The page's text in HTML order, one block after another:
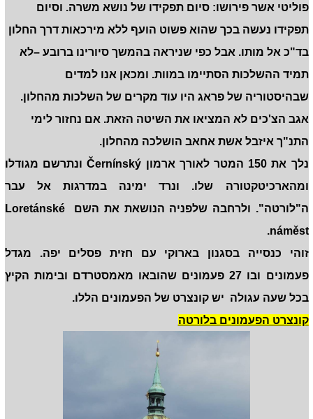
פוליטי אשר פירושו: סיום תפקידו של נושא משרה. וסיום
תפקידו נעשה בכך שהוא פשוט הועף ללא מירכאות דרך החלון
בד"כ אל מותו. אבל כפי שניראה בהמשך סיורינו ברובע –לא
תמיד ההשלכות הסתיימו במוות. ומכאן אנו למדים
שבהיסטוריה של פראג היו עוד מקרים של השלכות מהחלון.
אגב הצ'כים לא המציאו את השיטה הזאת. אם נחזור לימי
התנ"ך איזבל אשת אחאב הושלכה מהחלון.
נלך את 150 המטר לאורך ארמון Černínský ונתרשם מגודלו
ומהארכיטקטורה שלו. ונרד ימינה במדרגות אל עבר
ה"לורטה". ולרחבה שלפניה הנושאת את השם Loretánské
náměst.
זוהי כנסייה בסגנון בארוקי עם חזית פסלים יפה. מגדל
פעמונים ובו 27 פעמונים שהובאו מאמסטרדם ובימות הקיץ
בכל שעה עגולה יש קונצרט של הפעמונים הללו.
קונצרט הפעמונים בלורטה